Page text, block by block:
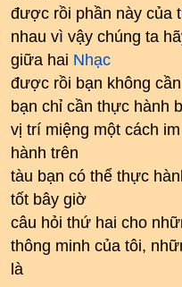
được rồi phần này của
nhau vì vậy chúng ta
giữa hai Nhạc
được rồi bạn không
bạn chỉ cần thực hành
vị trí miệng một cách
hành trên
tàu bạn có thể thực
tốt bây giờ
câu hỏi thứ hai cho
thông minh của tôi,
là